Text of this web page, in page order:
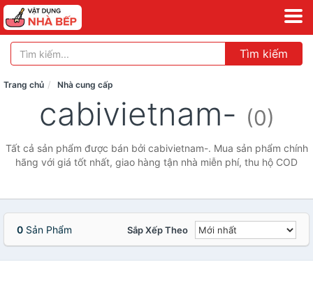
Tìm kiếm
Trang chủ Nhà cung cấp
cabivietnam- (0)
Tất cả sản phẩm được bán bởi cabivietnam-. Mua sản phẩm chính
hãng với giá tốt nhất, giao hàng tận nhà miễn phí, thu hộ COD
0 Sản Phẩm Sắp Xếp Theo